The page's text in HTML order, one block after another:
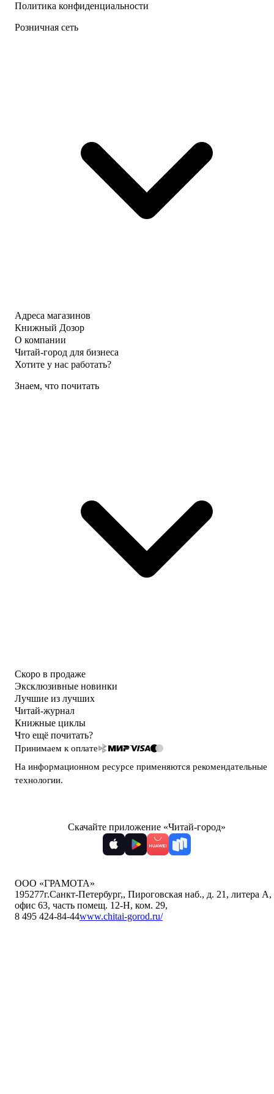
Политика конфиденциальности
Розничная сеть
Адреса магазинов
Книжный Дозор
О компании
Читай-город для бизнеса
Хотите у нас работать?
Знаем, что почитать
Скоро в продаже
Эксклюзивные новинки
Лучшие из лучших
Читай-журнал
Книжные циклы
Что ещё почитать?
Принимаем к оплате
На информационном ресурсе применяются рекомендательные
технологии.
Скачайте приложение «Читай-город»
ООО «ГРАМОТА»
195277г.Санкт-Петербург,, Пироговская наб., д. 21, литера А,
офис 63, часть помещ. 12-Н, ком. 29,
8 495 424-84-44www.chitai-gorod.ru/